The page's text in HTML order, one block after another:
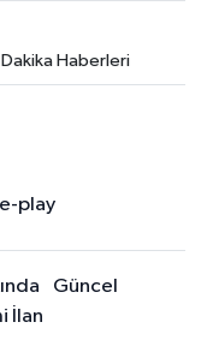
Haberleri
Güncel
İlan